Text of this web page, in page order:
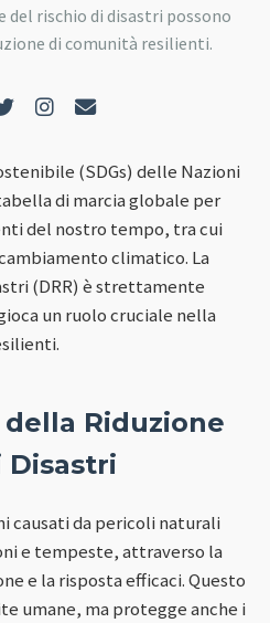
del rischio di disastri possono
di comunità resilienti.
(SDGs) delle Nazioni
di marcia globale per
del nostro tempo, tra cui
climatico. La
(DRR) è strettamente
un ruolo cruciale nella
Riduzione
Disastri
causati da pericoli naturali
e tempeste, attraverso la
e la risposta efficaci. Questo
umane, ma protegge anche i